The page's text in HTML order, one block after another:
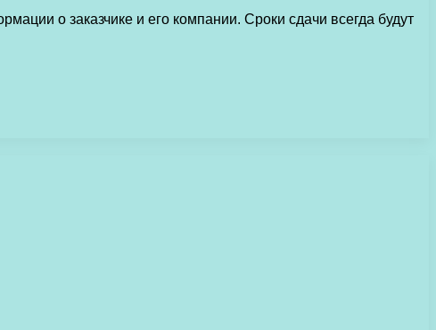
о заказчике и его компании. Сроки сдачи всегда будут